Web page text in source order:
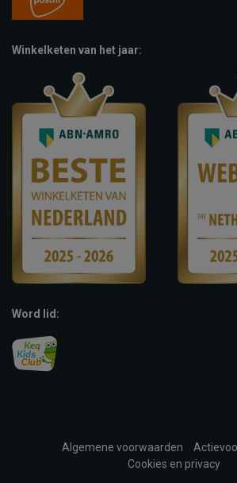
Winkelketen van het jaar:
Word lid:
Algemene voorwaarden
Cookies en privacy